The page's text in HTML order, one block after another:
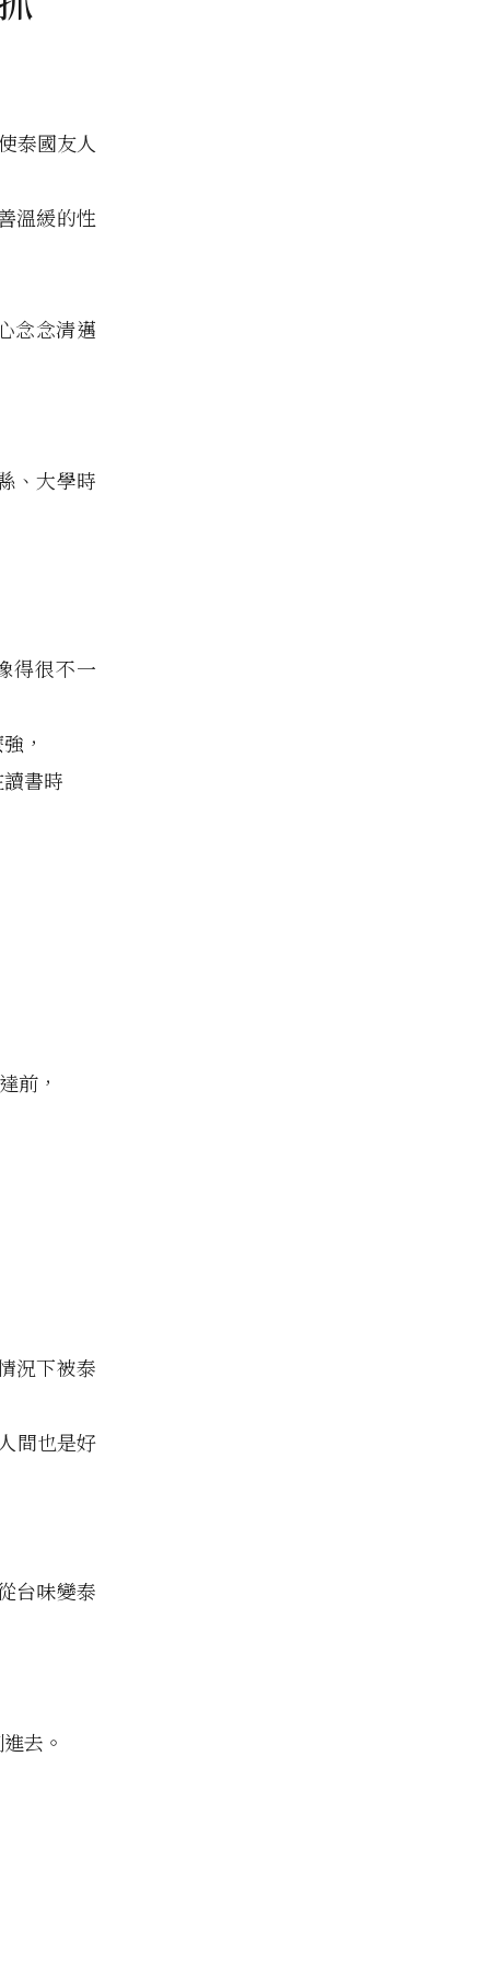
泰國友人
溫緩的性
念念清邁
、大學時
得很不一
，
書時
前，
況下被泰
間也是好
台味變泰
去。